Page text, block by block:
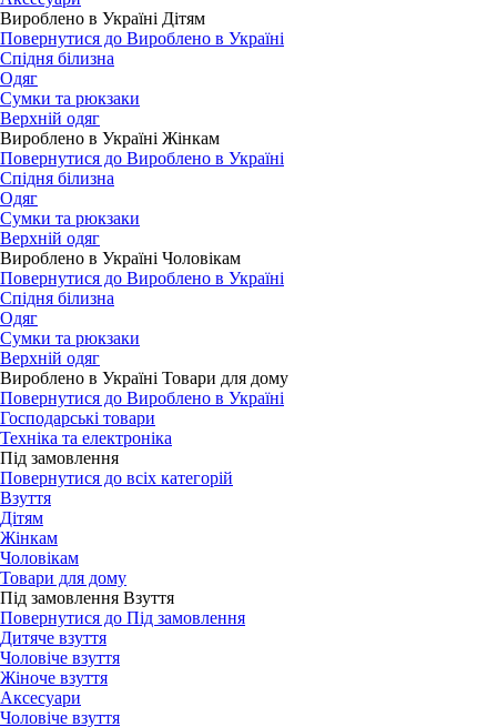
Вироблено в Україні Дітям
Повернутися до Вироблено в Україні
Спідня білизна
Одяг
Сумки та рюкзаки
Верхній одяг
Вироблено в Україні Жінкам
Повернутися до Вироблено в Україні
Спідня білизна
Одяг
Сумки та рюкзаки
Верхній одяг
Вироблено в Україні Чоловікам
Повернутися до Вироблено в Україні
Спідня білизна
Одяг
Сумки та рюкзаки
Верхній одяг
Вироблено в Україні Товари для дому
Повернутися до Вироблено в Україні
Господарські товари
Техніка та електроніка
Під замовлення
Повернутися до всіх категорій
Взуття
Дітям
Жінкам
Чоловікам
Товари для дому
Під замовлення Взуття
Повернутися до Під замовлення
Дитяче взуття
Чоловіче взуття
Жіноче взуття
Аксесуари
Чоловіче взуття